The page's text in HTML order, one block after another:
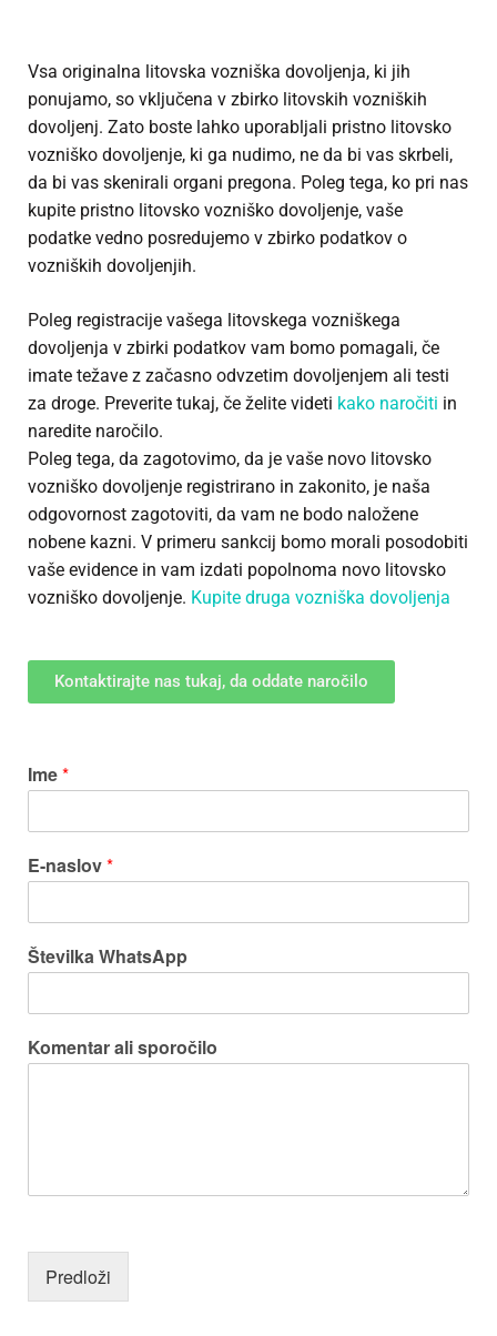
Vsa originalna litovska vozniška dovoljenja, ki jih
ponujamo, so vključena v zbirko litovskih vozniških
dovoljenj. Zato boste lahko uporabljali pristno litovsko
vozniško dovoljenje, ki ga nudimo, ne da bi vas skrbeli,
da bi vas skenirali organi pregona. Poleg tega, ko pri nas
kupite pristno litovsko vozniško dovoljenje, vaše
podatke vedno posredujemo v zbirko podatkov o
vozniških dovoljenjih.
Poleg registracije vašega litovskega vozniškega
dovoljenja v zbirki podatkov vam bomo pomagali, če
imate težave z začasno odvzetim dovoljenjem ali testi
za droge. Preverite tukaj, če želite videti kako naročiti in
naredite naročilo.
Poleg tega, da zagotovimo, da je vaše novo litovsko
vozniško dovoljenje registrirano in zakonito, je naša
odgovornost zagotoviti, da vam ne bodo naložene
nobene kazni. V primeru sankcij bomo morali posodobiti
vaše evidence in vam izdati popolnoma novo litovsko
vozniško dovoljenje. Kupite druga vozniška dovoljenja
Kontaktirajte nas tukaj, da oddate naročilo
Ime*
E-naslov*
Številka WhatsApp
Komentar ali sporočilo
Predloži